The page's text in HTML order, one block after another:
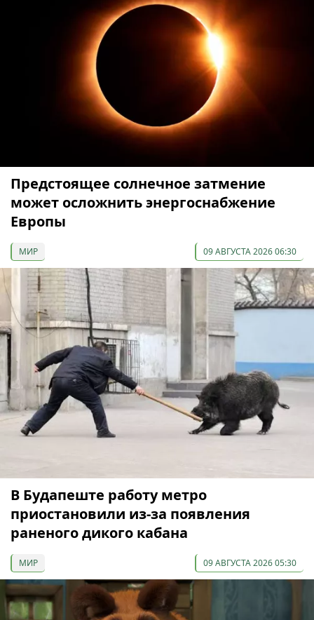
Предстоящее солнечное затмение
может осложнить энергоснабжение
Европы
МИР 09 АВГУСТА 2026 06:30
В Будапеште работу метро
приостановили из-за появления
раненого дикого кабана
МИР 09 АВГУСТА 2026 05:30